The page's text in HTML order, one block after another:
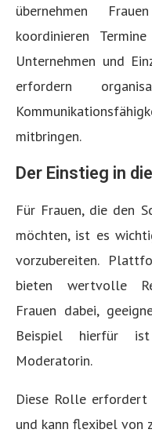
übernehmen
koordinieren
Unternehmen und
erfordern
mitbringen.
Der Einstieg in
Für Frauen, die den
möchten, ist es
vorzubereiten.
bieten wertvolle
Frauen dabei,
Beispiel hierfür
Moderatorin.
Diese Rolle erfordert
und kann flexibel von